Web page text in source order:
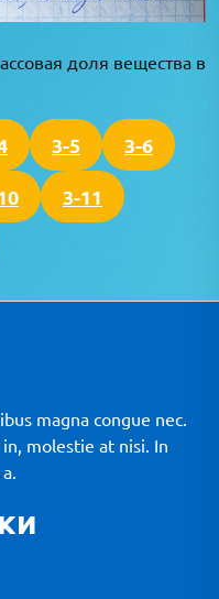
доля вещества в
3-5 3-6
3-11
magna congue nec.
molestie at nisi. In